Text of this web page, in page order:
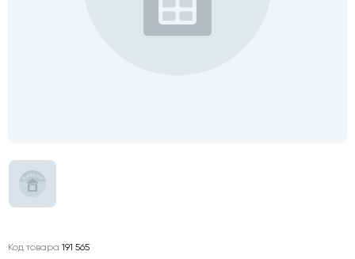
Код товара 191 565